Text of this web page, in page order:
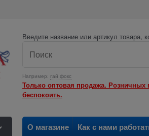
Введите название или артикул товара,
Например: гай фокс
Только оптовая продажа. Розничных
беспокоить.
О магазине Как с нами